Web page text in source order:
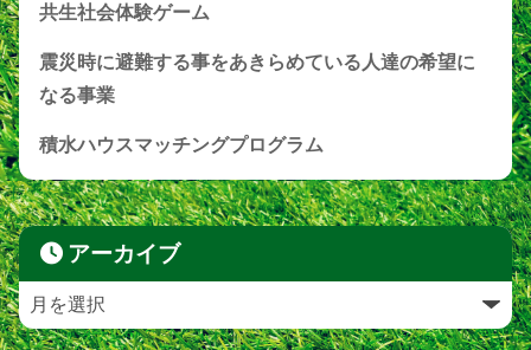
共生社会体験ゲーム
震災時に避難する事をあきらめている人達の希望に
なる事業
積水ハウスマッチングプログラム
アーカイブ